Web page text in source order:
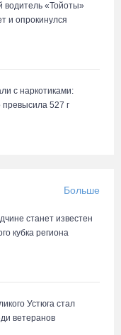
водитель «Тойоты»
и опрокинулся
с наркотиками:
527 г
Больше
станет известен
кубка региона
Устюга стал
ветеранов